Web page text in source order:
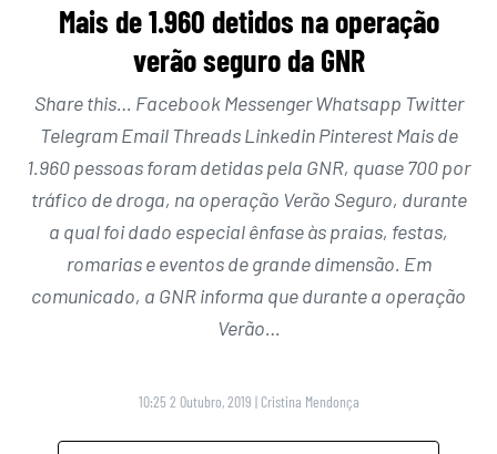
Mais de 1.960 detidos na operação
verão seguro da GNR
Share this… Facebook Messenger Whatsapp Twitter
Telegram Email Threads Linkedin Pinterest Mais de
1.960 pessoas foram detidas pela GNR, quase 700 por
tráfico de droga, na operação Verão Seguro, durante
a qual foi dado especial ênfase às praias, festas,
romarias e eventos de grande dimensão. Em
comunicado, a GNR informa que durante a operação
Verão…
10:25 2 Outubro, 2019 | Cristina Mendonça